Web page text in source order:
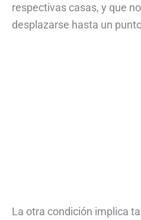
respectivas casas, y que
desplazarse hasta un
La otra condición implica